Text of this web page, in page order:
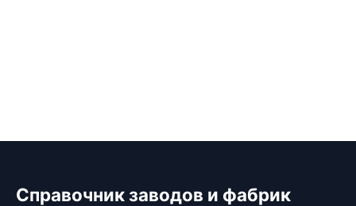
Справочник заводов и фабрик